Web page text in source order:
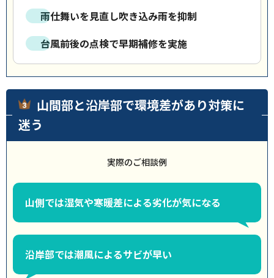
雨仕舞いを見直し吹き込み雨を抑制
台風前後の点検で早期補修を実施
山間部と沿岸部で環境差があり対策に
迷う
実際のご相談例
山側では湿気や寒暖差による劣化が気になる
沿岸部では潮風によるサビが早い